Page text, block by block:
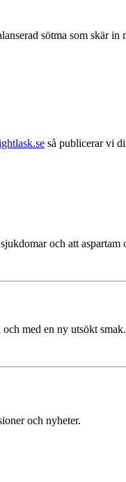
sötma som skär in
så publicerar vi
och att
med en ny utsökt
och nyheter.